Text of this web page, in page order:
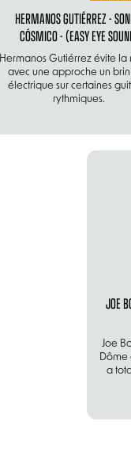
HERMANOS GUTIÉRREZ -
CÓSMICO - (EASY EYE
Hermanos Gutiérrez évite la
avec une approche un brin
électrique sur certaines
rythmiques.
JOE
Joe
Dôme
a